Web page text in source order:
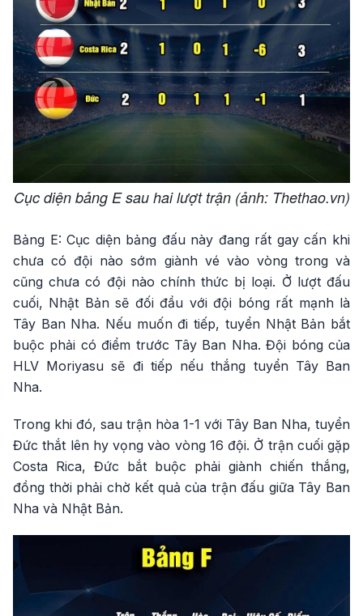
Cục diện bảng E sau hai lượt trận (ảnh: Thethao.vn)
Bảng E: Cục diện bảng đấu này đang rất gay cấn khi
chưa có đội nào sớm giành vé vào vòng trong và
cũng chưa có đội nào chính thức bị loại. Ở lượt đấu
cuối, Nhật Bản sẽ đối đầu với đội bóng rất mạnh là
Tây Ban Nha. Nếu muốn đi tiếp, tuyển Nhật Bản bắt
buộc phải có điểm trước Tây Ban Nha. Đội bóng của
HLV Moriyasu sẽ đi tiếp nếu thắng tuyển Tây Ban
Nha.
Trong khi đó, sau trận hòa 1-1 với Tây Ban Nha, tuyển
Đức thắt lên hy vọng vào vòng 16 đội. Ở trận cuối gặp
Costa Rica, Đức bắt buộc phải giành chiến thắng,
đồng thời phải chờ kết quả của trận đấu giữa Tây Ban
Nha và Nhật Bản.